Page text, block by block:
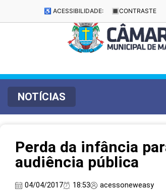
♿ ACESSIBILIDADE: 🔳 CONTRASTE
NOTÍCIAS
Perda da infância
audiência pública
04/04/2017 18:53 acessoneweasy